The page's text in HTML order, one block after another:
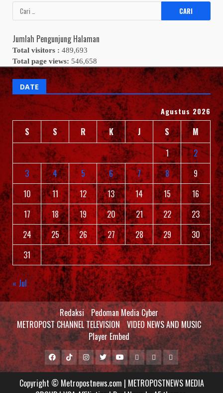
Cari
untuk:
Jumlah Pengunjung Halaman
Total visitors : 489,693
Total page views: 546,658
DATE
Agustus 2026
S S R K J S
M
1
2
3
4 5 6 7 8
9
10
11 12 13 14 15
16
17
18 19 20 21 22
23
24
25 26 27 28 29
30
31
« Jul
Redaksi Pedoman Media Cyber
METROPOST CHANNEL TELEVISION VIDEO NEWS AND MUSIC
Player Embed
Facebook
Tiktok
Metropostnews
Media
Instagram
TwitterYoutubeMCTVVIDEO
NEWS
AND
Player
Embed
Copyright © Metropostnews.com | METROPOSTNEWS MEDIA